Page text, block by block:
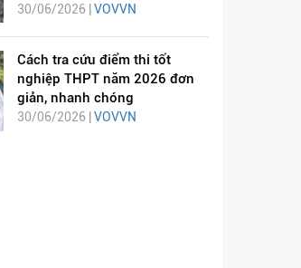
30/06/2026 | VOVVN
Cách tra cứu điểm thi tốt
nghiệp THPT năm 2026 đơn
giản, nhanh chóng
30/06/2026 | VOVVN